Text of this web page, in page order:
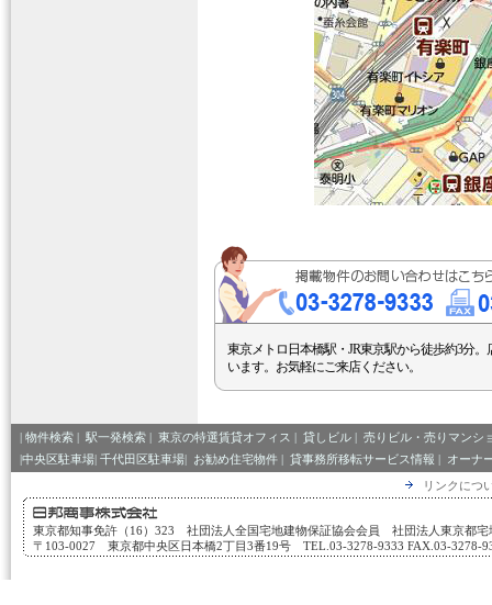
東京メトロ日本橋駅・JR東京駅から徒歩約3分。
います。お気軽にご来店ください。
| 物件検索 | 駅一発検索 | 東京の特選賃貸オフィス | 貸しビル | 売りビル・売りマンシ
|中央区駐車場| 千代田区駐車場| お勧め住宅物件 | 貸事務所移転サービス情報 | オーナ
リンクにつ
東京都知事免許（16）323 社団法人全国宅地建物保証協会会員 社団法人東京都宅
〒103-0027 東京都中央区日本橋2丁目3番19号 TEL.03-3278-9333 FAX.03-3278-